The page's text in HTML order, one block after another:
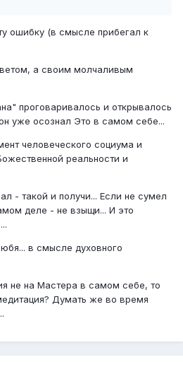
ошибку (в смысле прибегал к
а своим молчаливым
проговаривалось и открывалось
уже осознал Это в самом себе...
человеческого социума и
реальности и
- такой и получи... Если не сумел
деле - не взыщи... И это
в смысле духовного
не на Мастера в самом себе, то
Думать же во время